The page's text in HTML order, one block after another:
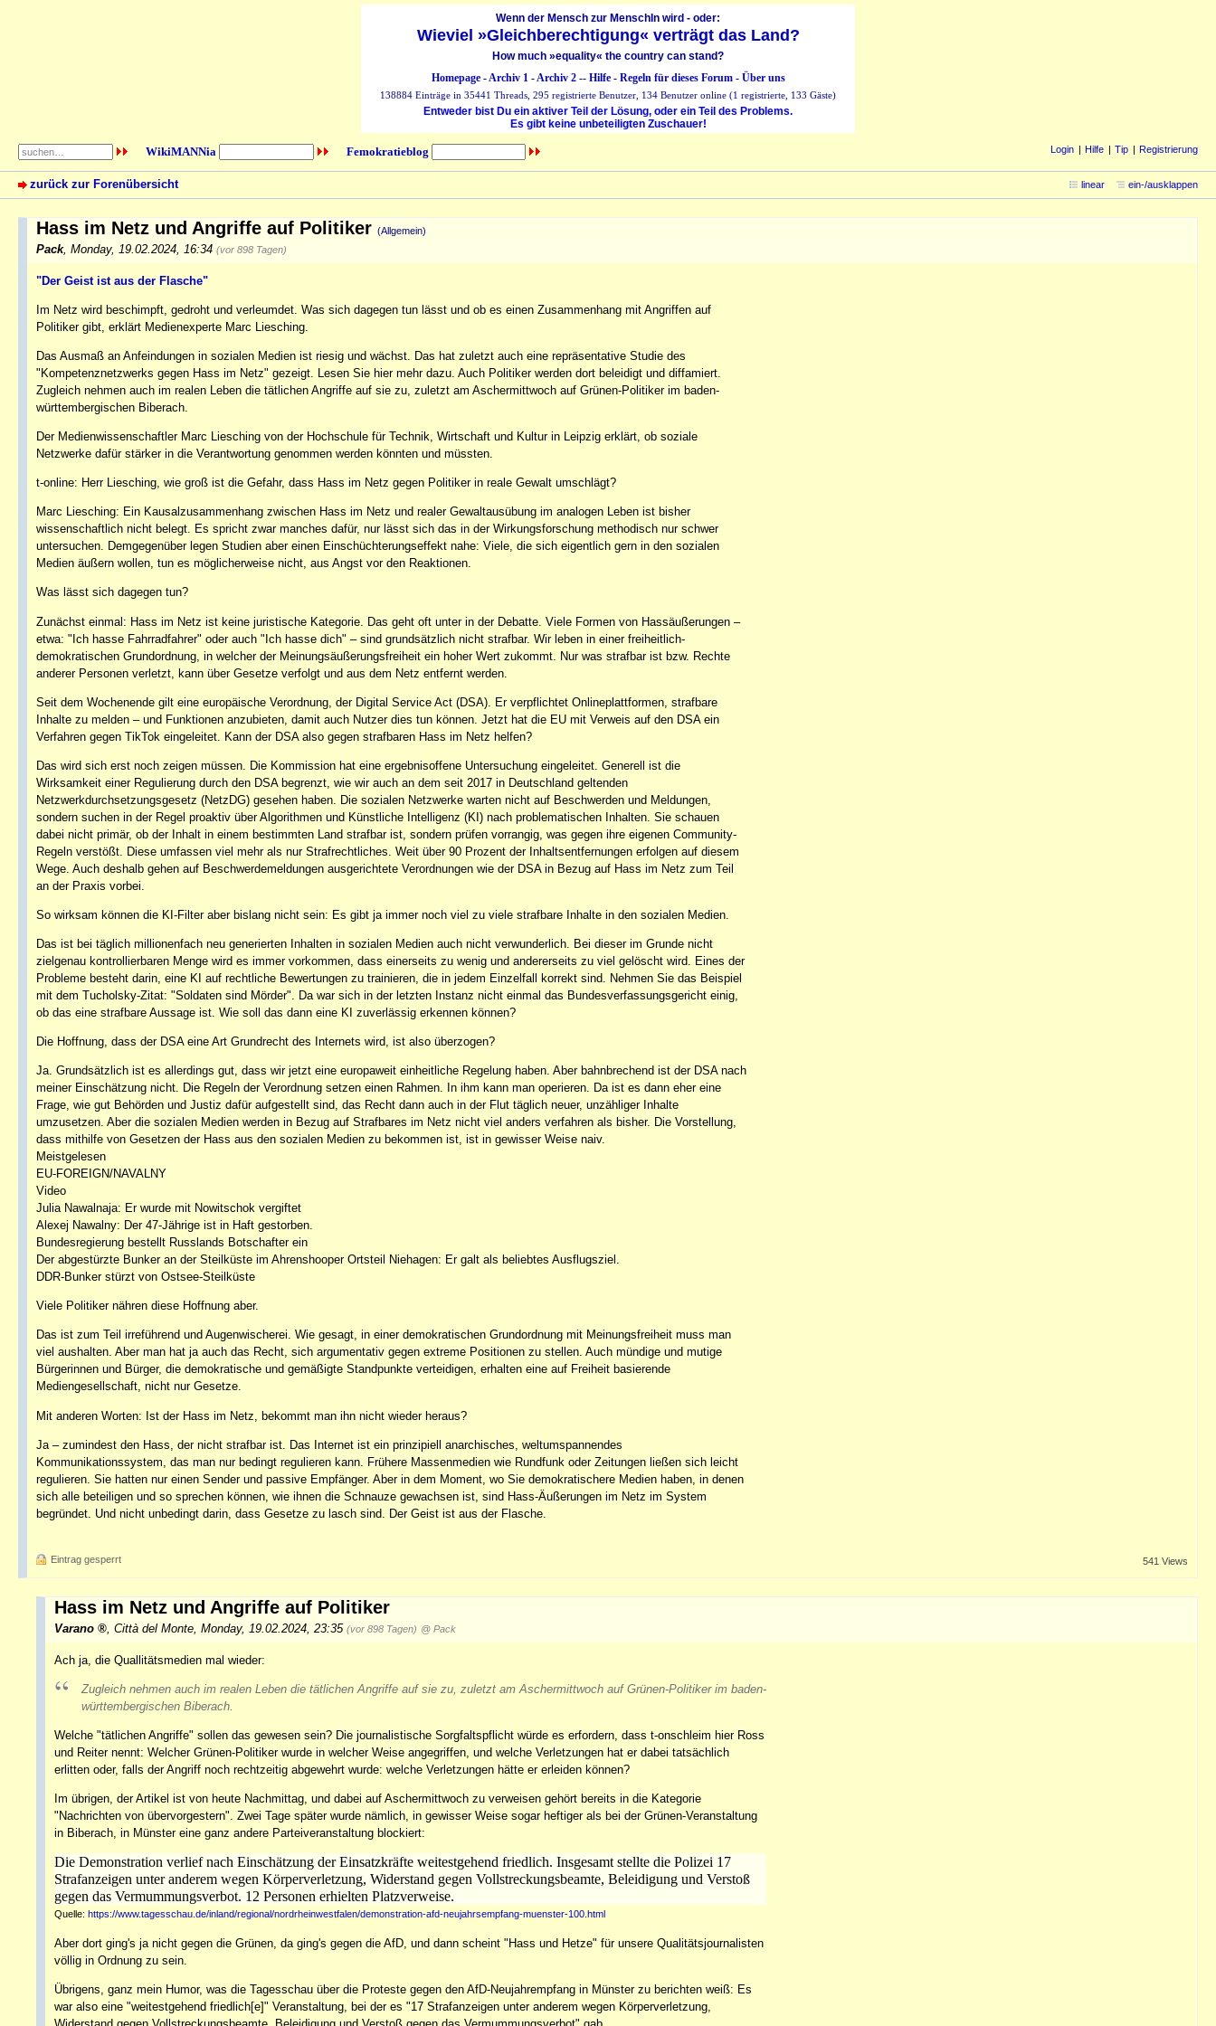
Wenn der Mensch zur MenschIn wird - oder:
Wieviel »Gleichberechtigung« verträgt das Land?
How much »equality« the country can stand?
Homepage-Archiv 1-Archiv 2-- Hilfe- Regeln für dieses Forum- Über uns
138884 Einträge in 35441 Threads, 295 registrierte Benutzer, 134 Benutzer online (1 registrierte, 133 Gäste)
Entweder bist Du ein aktiver Teil der Lösung, oder ein Teil des Problems.
Es gibt keine unbeteiligten Zuschauer!
WikiMANNia Femokratieblog Login Hilfe Tip Registrierung
zurück zur Forenübersicht linear ein-/ausklappen
Hass im Netz und Angriffe auf Politiker (Allgemein)
Pack, Monday, 19.02.2024, 16:34 (vor 898 Tagen)
"Der Geist ist aus der Flasche"
Im Netz wird beschimpft, gedroht und verleumdet. Was sich dagegen tun lässt und ob es einen Zusammenhang mit Angriffen auf
Politiker gibt, erklärt Medienexperte Marc Liesching.
Das Ausmaß an Anfeindungen in sozialen Medien ist riesig und wächst. Das hat zuletzt auch eine repräsentative Studie des
"Kompetenznetzwerks gegen Hass im Netz" gezeigt. Lesen Sie hier mehr dazu. Auch Politiker werden dort beleidigt und diffamiert.
Zugleich nehmen auch im realen Leben die tätlichen Angriffe auf sie zu, zuletzt am Aschermittwoch auf Grünen-Politiker im baden-
württembergischen Biberach.
Der Medienwissenschaftler Marc Liesching von der Hochschule für Technik, Wirtschaft und Kultur in Leipzig erklärt, ob soziale
Netzwerke dafür stärker in die Verantwortung genommen werden könnten und müssten.
t-online: Herr Liesching, wie groß ist die Gefahr, dass Hass im Netz gegen Politiker in reale Gewalt umschlägt?
Marc Liesching: Ein Kausalzusammenhang zwischen Hass im Netz und realer Gewaltausübung im analogen Leben ist bisher
wissenschaftlich nicht belegt. Es spricht zwar manches dafür, nur lässt sich das in der Wirkungsforschung methodisch nur schwer
untersuchen. Demgegenüber legen Studien aber einen Einschüchterungseffekt nahe: Viele, die sich eigentlich gern in den sozialen
Medien äußern wollen, tun es möglicherweise nicht, aus Angst vor den Reaktionen.
Was lässt sich dagegen tun?
Zunächst einmal: Hass im Netz ist keine juristische Kategorie. Das geht oft unter in der Debatte. Viele Formen von Hassäußerungen –
etwa: "Ich hasse Fahrradfahrer" oder auch "Ich hasse dich" – sind grundsätzlich nicht strafbar. Wir leben in einer freiheitlich-
demokratischen Grundordnung, in welcher der Meinungsäußerungsfreiheit ein hoher Wert zukommt. Nur was strafbar ist bzw. Rechte
anderer Personen verletzt, kann über Gesetze verfolgt und aus dem Netz entfernt werden.
Seit dem Wochenende gilt eine europäische Verordnung, der Digital Service Act (DSA). Er verpflichtet Onlineplattformen, strafbare
Inhalte zu melden – und Funktionen anzubieten, damit auch Nutzer dies tun können. Jetzt hat die EU mit Verweis auf den DSA ein
Verfahren gegen TikTok eingeleitet. Kann der DSA also gegen strafbaren Hass im Netz helfen?
Das wird sich erst noch zeigen müssen. Die Kommission hat eine ergebnisoffene Untersuchung eingeleitet. Generell ist die
Wirksamkeit einer Regulierung durch den DSA begrenzt, wie wir auch an dem seit 2017 in Deutschland geltenden
Netzwerkdurchsetzungsgesetz (NetzDG) gesehen haben. Die sozialen Netzwerke warten nicht auf Beschwerden und Meldungen,
sondern suchen in der Regel proaktiv über Algorithmen und Künstliche Intelligenz (KI) nach problematischen Inhalten. Sie schauen
dabei nicht primär, ob der Inhalt in einem bestimmten Land strafbar ist, sondern prüfen vorrangig, was gegen ihre eigenen Community-
Regeln verstößt. Diese umfassen viel mehr als nur Strafrechtliches. Weit über 90 Prozent der Inhaltsentfernungen erfolgen auf diesem
Wege. Auch deshalb gehen auf Beschwerdemeldungen ausgerichtete Verordnungen wie der DSA in Bezug auf Hass im Netz zum Teil
an der Praxis vorbei.
So wirksam können die KI-Filter aber bislang nicht sein: Es gibt ja immer noch viel zu viele strafbare Inhalte in den sozialen Medien.
Das ist bei täglich millionenfach neu generierten Inhalten in sozialen Medien auch nicht verwunderlich. Bei dieser im Grunde nicht
zielgenau kontrollierbaren Menge wird es immer vorkommen, dass einerseits zu wenig und andererseits zu viel gelöscht wird. Eines der
Probleme besteht darin, eine KI auf rechtliche Bewertungen zu trainieren, die in jedem Einzelfall korrekt sind. Nehmen Sie das Beispiel
mit dem Tucholsky-Zitat: "Soldaten sind Mörder". Da war sich in der letzten Instanz nicht einmal das Bundesverfassungsgericht einig,
ob das eine strafbare Aussage ist. Wie soll das dann eine KI zuverlässig erkennen können?
Die Hoffnung, dass der DSA eine Art Grundrecht des Internets wird, ist also überzogen?
Ja. Grundsätzlich ist es allerdings gut, dass wir jetzt eine europaweit einheitliche Regelung haben. Aber bahnbrechend ist der DSA nach
meiner Einschätzung nicht. Die Regeln der Verordnung setzen einen Rahmen. In ihm kann man operieren. Da ist es dann eher eine
Frage, wie gut Behörden und Justiz dafür aufgestellt sind, das Recht dann auch in der Flut täglich neuer, unzähliger Inhalte
umzusetzen. Aber die sozialen Medien werden in Bezug auf Strafbares im Netz nicht viel anders verfahren als bisher. Die Vorstellung,
dass mithilfe von Gesetzen der Hass aus den sozialen Medien zu bekommen ist, ist in gewisser Weise naiv.
Meistgelesen
EU-FOREIGN/NAVALNY
Video
Julia Nawalnaja: Er wurde mit Nowitschok vergiftet
Alexej Nawalny: Der 47-Jährige ist in Haft gestorben.
Bundesregierung bestellt Russlands Botschafter ein
Der abgestürzte Bunker an der Steilküste im Ahrenshooper Ortsteil Niehagen: Er galt als beliebtes Ausflugsziel.
DDR-Bunker stürzt von Ostsee-Steilküste
Viele Politiker nähren diese Hoffnung aber.
Das ist zum Teil irreführend und Augenwischerei. Wie gesagt, in einer demokratischen Grundordnung mit Meinungsfreiheit muss man
viel aushalten. Aber man hat ja auch das Recht, sich argumentativ gegen extreme Positionen zu stellen. Auch mündige und mutige
Bürgerinnen und Bürger, die demokratische und gemäßigte Standpunkte verteidigen, erhalten eine auf Freiheit basierende
Mediengesellschaft, nicht nur Gesetze.
Mit anderen Worten: Ist der Hass im Netz, bekommt man ihn nicht wieder heraus?
Ja – zumindest den Hass, der nicht strafbar ist. Das Internet ist ein prinzipiell anarchisches, weltumspannendes
Kommunikationssystem, das man nur bedingt regulieren kann. Frühere Massenmedien wie Rundfunk oder Zeitungen ließen sich leicht
regulieren. Sie hatten nur einen Sender und passive Empfänger. Aber in dem Moment, wo Sie demokratischere Medien haben, in denen
sich alle beteiligen und so sprechen können, wie ihnen die Schnauze gewachsen ist, sind Hass-Äußerungen im Netz im System
begründet. Und nicht unbedingt darin, dass Gesetze zu lasch sind. Der Geist ist aus der Flasche.
Eintrag gesperrt 541 Views
Hass im Netz und Angriffe auf Politiker
Varano Città del Monte Monday, 19.02.2024, 23:35 (vor 898 Tagen) @ Pack
Ach ja, die Quallitätsmedien mal wieder:
Zugleich nehmen auch im realen Leben die tätlichen Angriffe auf sie zu, zuletzt am Aschermittwoch auf Grünen-Politiker im baden-
württembergischen Biberach.
Welche "tätlichen Angriffe" sollen das gewesen sein? Die journalistische Sorgfaltspflicht würde es erfordern, dass t-onschleim hier Ross
und Reiter nennt: Welcher Grünen-Politiker wurde in welcher Weise angegriffen, und welche Verletzungen hat er dabei tatsächlich
erlitten oder, falls der Angriff noch rechtzeitig abgewehrt wurde: welche Verletzungen hätte er erleiden können?
Im übrigen, der Artikel ist von heute Nachmittag, und dabei auf Aschermittwoch zu verweisen gehört bereits in die Kategorie
"Nachrichten von übervorgestern". Zwei Tage später wurde nämlich, in gewisser Weise sogar heftiger als bei der Grünen-Veranstaltung
in Biberach, in Münster eine ganz andere Parteiveranstaltung blockiert:
Die Demonstration verlief nach Einschätzung der Einsatzkräfte weitestgehend friedlich. Insgesamt stellte die Polizei 17
Strafanzeigen unter anderem wegen Körperverletzung, Widerstand gegen Vollstreckungsbeamte, Beleidigung und Verstoß
gegen das Vermummungsverbot. 12 Personen erhielten Platzverweise.
Quelle: https://www.tagesschau.de/inland/regional/nordrheinwestfalen/demonstration-afd-neujahrsempfang-muenster-100.html
Aber dort ging's ja nicht gegen die Grünen, da ging's gegen die AfD, und dann scheint "Hass und Hetze" für unsere Qualitätsjournalisten
völlig in Ordnung zu sein.
Übrigens, ganz mein Humor, was die Tagesschau über die Proteste gegen den AfD-Neujahrempfang in Münster zu berichten weiß: Es
war also eine "weitestgehend friedlich[e]" Veranstaltung, bei der es "17 Strafanzeigen unter anderem wegen Körperverletzung,